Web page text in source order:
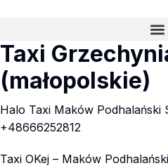
Taxi
(małopolskie)
Halo Taxi Maków Podhalański
+48666252812
Taxi OKej – Maków